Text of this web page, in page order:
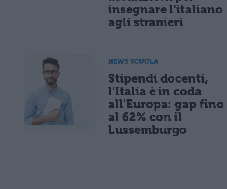
insegnare l'italiano
agli stranieri
NEWS SCUOLA
Stipendi docenti,
l'Italia è in coda
all'Europa: gap fino
al 62% con il
Lussemburgo